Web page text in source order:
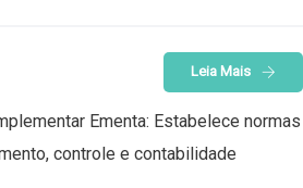
Leia Mais
Ementa: Estabelece normas
controle e contabilidade